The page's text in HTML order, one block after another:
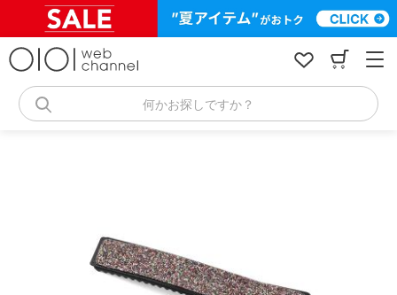
何かお探しですか？